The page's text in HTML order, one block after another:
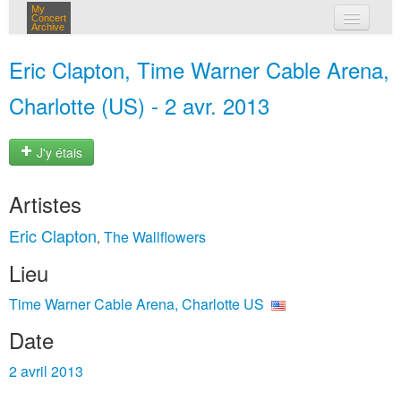
My
Concert
Archive
Eric Clapton, Time Warner Cable Arena,
Charlotte (US) - 2 avr. 2013
J'y étais
Artistes
Eric Clapton, The Wallflowers
Lieu
Time Warner Cable Arena, Charlotte US
Date
2 avril 2013